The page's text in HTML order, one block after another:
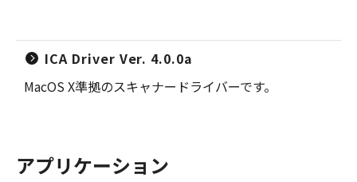
ICA Driver Ver. 4.0.0a
MacOS X準拠のスキャナードライバーです。
アプリケーション